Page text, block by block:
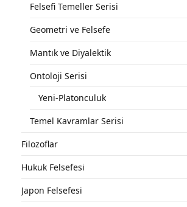
Felsefi Temeller Serisi
Geometri ve Felsefe
Mantık ve Diyalektik
Ontoloji Serisi
Yeni-Platonculuk
Temel Kavramlar Serisi
Filozoflar
Hukuk Felsefesi
Japon Felsefesi